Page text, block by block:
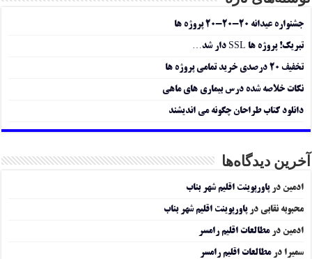
جشنواره عیدانه ۲۰-۲۰-۲۰ پروژه ها
تبریک! پروژه ها SSL دار شد…
تخفیف ۲۰ درصدی خرید تمامی پروژه ها
نکات خلاصه شده درس بیماری های ماهی
دانلود کتاب طراحان چگونه می اندیشند
آخرین دیدگاه‌ها
ادمین درپاورپوینت اقلیم شهر بناب
محبوبه نقابی درپاورپوینت اقلیم شهر بناب
ادمین درمطالعات اقلیم رامسر
سمیرا درمطالعات اقلیم رامسر